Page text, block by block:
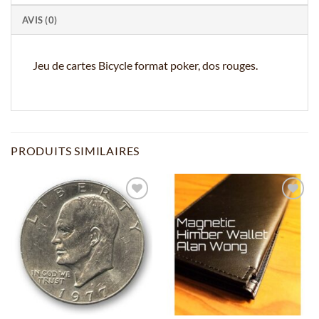
AVIS (0)
Jeu de cartes Bicycle format poker, dos rouges.
PRODUITS SIMILAIRES
Ajouter
à la
wishlist
Ajouter
à la
wishlist